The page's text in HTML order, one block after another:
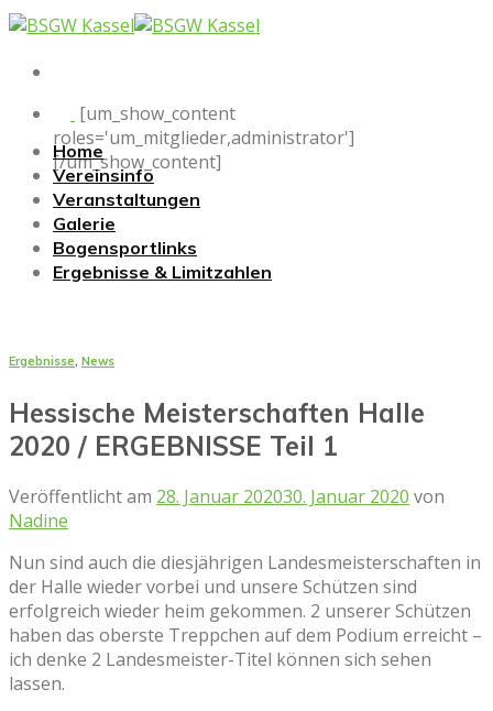
Skip
content
[um_show_content
roles='um_mitglieder,administrator']
[/um_show_content]
Home
Vereinsinfo
Veranstaltungen
Galerie
Bogensportlinks
Ergebnisse & Limitzahlen
Ergebnisse, News
Hessische Meisterschaften Halle
2020 / ERGEBNISSE Teil 1
Veröffentlicht am 28. Januar 202030. Januar 2020 von
Nadine
Nun sind auch die diesjährigen Landesmeisterschaften in
der Halle wieder vorbei und unsere Schützen sind
erfolgreich wieder heim gekommen. 2 unserer Schützen
haben das oberste Treppchen auf dem Podium erreicht –
ich denke 2 Landesmeister-Titel können sich sehen
lassen.